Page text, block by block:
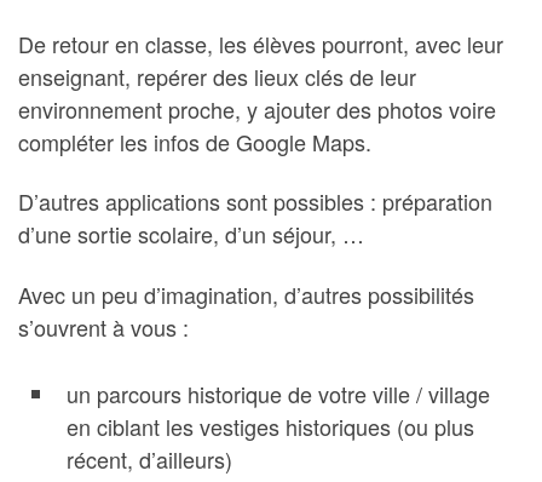
De retour en classe, les élèves pourront, avec leur
enseignant, repérer des lieux clés de leur
environnement proche, y ajouter des photos voire
compléter les infos de Google Maps.
D’autres applications sont possibles : préparation
d’une sortie scolaire, d’un séjour, …
Avec un peu d’imagination, d’autres possibilités
s’ouvrent à vous :
un parcours historique de votre ville / village
en ciblant les vestiges historiques (ou plus
récent, d’ailleurs)